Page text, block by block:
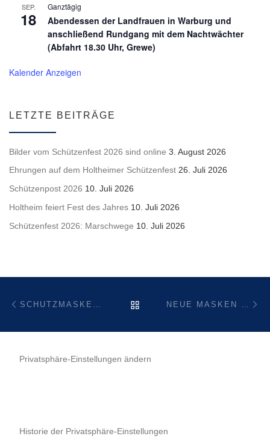
SEP.
18
Ganztägig
Abendessen der Landfrauen in Warburg und
anschließend Rundgang mit dem Nachtwächter
(Abfahrt 18.30 Uhr, Grewe)
Kalender Anzeigen
LETZTE BEITRÄGE
Bilder vom Schützenfest 2026 sind online 3. August 2026
Ehrungen auf dem Holtheimer Schützenfest 26. Juli 2026
Schützenpost 2026 10. Juli 2026
Holtheim feiert Fest des Jahres 10. Juli 2026
Schützenfest 2026: Marschwege 10. Juli 2026
BeitragsnavigationZURÜCK ZUR
Privatsphäre-Einstellungen ändern
Historie der Privatsphäre-Einstellungen